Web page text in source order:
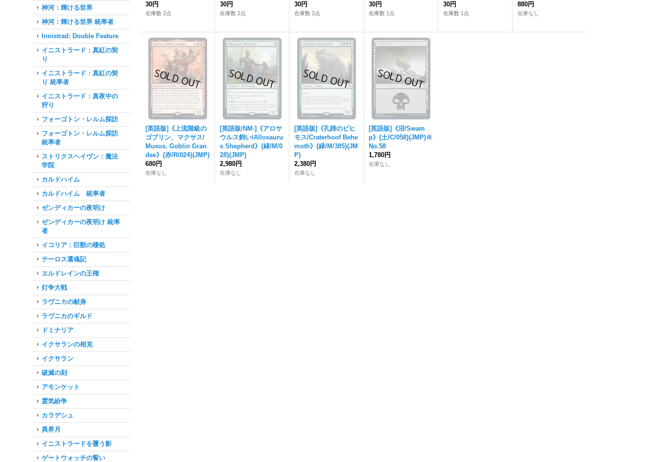
神河：輝ける世界
神河：輝ける世界 統率者
Innistrad: Double Feature
イニストラード：真紅の契
り
イニストラード：真紅の契
り 統率者
イニストラード：真夜中の
狩り
フォーゴトン・レルム探訪
フォーゴトン・レルム探訪
統率者
ストリクスヘイヴン：魔法
学院
カルドハイム
カルドハイム 統率者
ゼンディカーの夜明け
ゼンディカーの夜明け 統率
者
イコリア：巨獣の棲処
テーロス還魂記
エルドレインの王権
灯争大戦
ラヴニカの献身
ラヴニカのギルド
ドミナリア
イクサランの相克
イクサラン
破滅の刻
アモンケット
霊気紛争
カラデシュ
異界月
イニストラードを覆う影
ゲートウォッチの誓い
30円
在庫数 2点
30円
在庫数 2点
30円
在庫数 2点
30円
在庫数 1点
30円
在庫数 1点
880円
在庫なし
[英語版]《上流階級の
ゴブリン、マクサス/
Muxus, Goblin Gran
dee》{赤/R/024}(JMP)
680円
在庫なし
[英語版/NM-]《アロサ
ウルス飼い/Allosauru
s Shepherd》{緑/M/0
28}(JMP)
2,980円
在庫なし
[英語版]《孔蹄のビヒ
モス/Craterhoof Behe
moth》{緑/M/385}(JM
P)
2,380円
在庫なし
[英語版]《沼/Swam
p》{土/C/058}(JMP)※
No.58
1,780円
在庫なし